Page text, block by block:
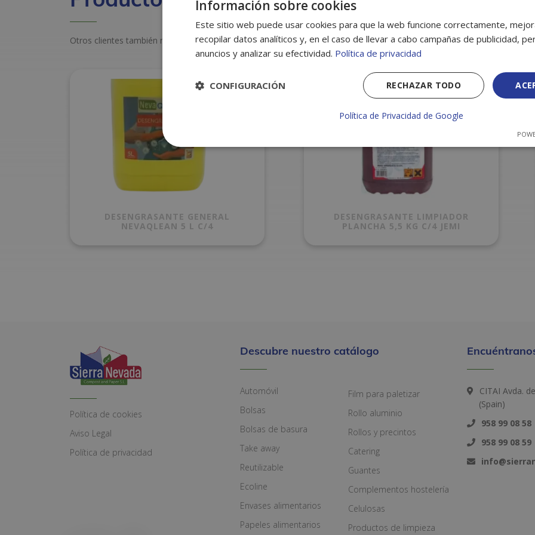
Otros clientes también miraron estos productos
DESENGRASANTE GENERAL
NEVAQLEAN 5 L C/4
DESENGRASANTE LIMPIADOR
PLANCHA 5,5 KG C/4 JEMI
Política de cookies
Aviso Legal
Política de privacidad
Descubre nuestro catálogo
Automóvil
Bolsas
Bolsas de basura
Take away
Reutilizable
Ecoline
Envases alimentarios
Papeles alimentarios
Film para paletizar
Rollo aluminio
Rollos y precintos
Catering
Guantes
Complementos hostelería
Celulosas
Productos de limpieza
CITAI Avda.
(Spain)
958 99 08 58
958 99 08 59
Información sobre cookies
Este sitio web puede usar cookies para que la web funcione correctamente,
recopilar datos analíticos y, en el caso de llevar a cabo campañas de publicidad,
anuncios y analizar su efectividad. Política de privacidad
RECHAZAR TODO
CONFIGURACIÓN
Política de Privacidad de Google